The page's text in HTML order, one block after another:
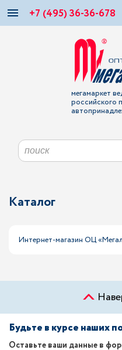
+7 (495) 36-36-678
мегамаркет
российского
Каталог
Интернет-магазин ОЦ
Будьте в курсе наших
Оставьте ваши данные в